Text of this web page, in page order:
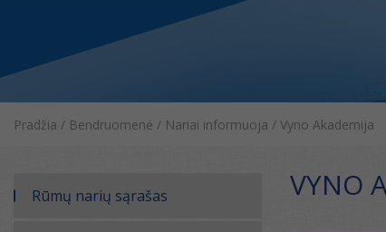
Pradžia / Bendruomenė / Nariai informuoja / Vyno Akademija
Rūmų narių sąrašas VYNO